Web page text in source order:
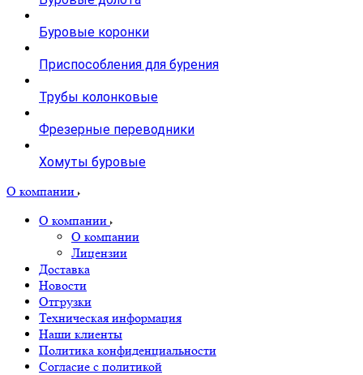
Буровые коронки
Приспособления для бурения
Трубы колонковые
Фрезерные переводники
Хомуты буровые
О компании
О компании
О компании
Лицензии
Доставка
Новости
Отгрузки
Техническая информация
Наши клиенты
Политика конфиденциальности
Согласие с политикой